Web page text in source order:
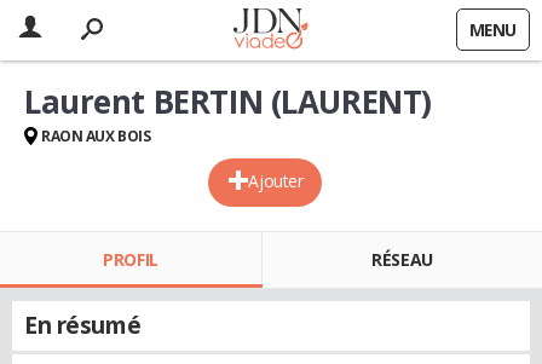
MENU
Ajouter
Laurent BERTIN (LAURENT)
RAON AUX BOIS
PROFIL RÉSEAU
En résumé